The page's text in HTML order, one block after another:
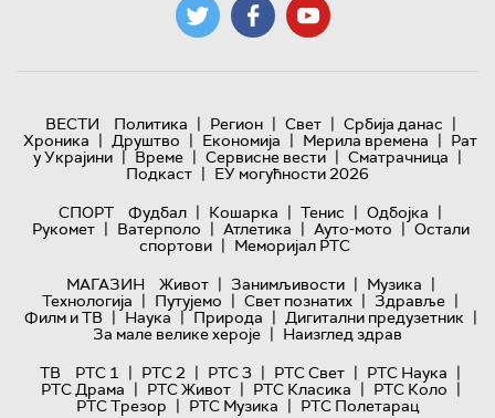
ВЕСТИ Политика | Регион | Свет | Србија данас |
Хроника | Друштво | Економија | Мерила времена | Рат
у Украјини | Време | Сервисне вести | Сматрачница |
Подкаст | ЕУ могућности 2026
СПОРТ
Фудбал | Кошарка | Тенис | Одбојка |
Рукомет | Ватерполо | Атлетика | Ауто-мото | Остали
спортови | Меморијал РТС
МАГАЗИН
Живот | Занимљивости | Музика |
Технологијa | Путујемо | Свет познатих | Здравље |
Филм и ТВ | Наука | Природа | Дигитални предузетник |
За мале велике хероје | Наизглед здрав
ТВ
РТС 1 | РТС 2 | РТС 3 | РТС Свет | РТС Наука |
РТС Драма | РТС Живот | РТС Класика | РТС Коло |
РТС Трезор | РТС Музика | РТС Полетарац